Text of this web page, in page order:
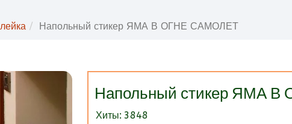
Напольный стикер ЯМА В ОГНЕ САМОЛЕТ
Напольный стикер ЯМА
Хиты: 3848